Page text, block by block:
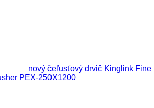
nový čeľusťový drvič Kinglink Fine
PEX-250X1200